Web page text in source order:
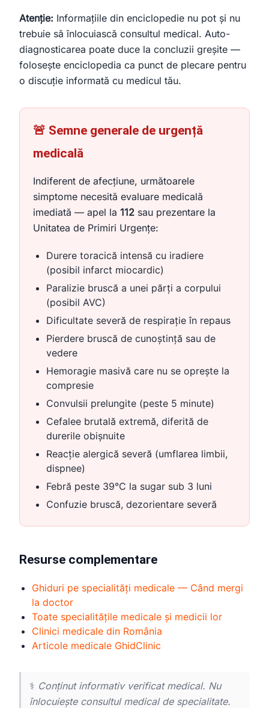
Atenție: Informațiile din enciclopedie nu pot și nu
trebuie să înlocuiască consultul medical. Auto-
diagnosticarea poate duce la concluzii greșite —
folosește enciclopedia ca punct de plecare pentru
o discuție informată cu medicul tău.
🚨 Semne generale de urgență
medicală
Indiferent de afecțiune, următoarele
simptome necesită evaluare medicală
imediată — apel la 112 sau prezentare la
Unitatea de Primiri Urgențe:
Durere toracică intensă cu iradiere
(posibil infarct miocardic)
Paralizie bruscă a unei părți a corpului
(posibil AVC)
Dificultate severă de respirație în repaus
Pierdere bruscă de cunoștință sau de
vedere
Hemoragie masivă care nu se oprește la
compresie
Convulsii prelungite (peste 5 minute)
Cefalee brutală extremă, diferită de
durerile obișnuite
Reacție alergică severă (umflarea limbii,
dispnee)
Febră peste 39°C la sugar sub 3 luni
Confuzie bruscă, dezorientare severă
Resurse complementare
Ghiduri pe specialități medicale — Când mergi
la doctor
Toate specialitățile medicale și medicii lor
Clinici medicale din România
Articole medicale GhidClinic
⚕️ Conținut informativ verificat medical. Nu
înlocuiește consultul medical de specialitate.